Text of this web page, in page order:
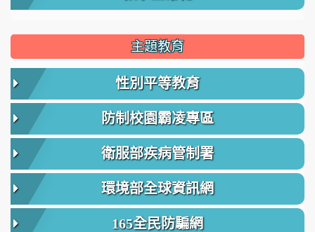
主題教育
性別平等教育
防制校園霸凌專區
衛服部疾病管制署
環境部全球資訊網
165全民防騙網